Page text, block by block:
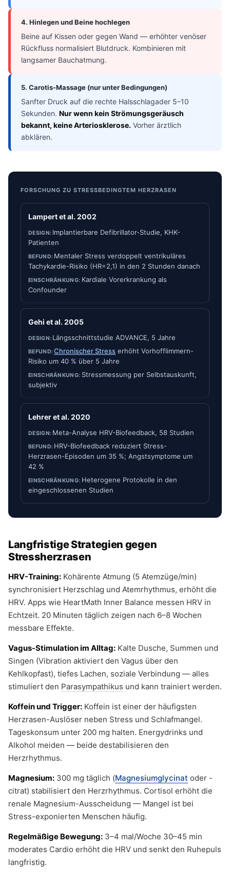
4. Hinlegen und Beine hochlegen
Beine auf Kissen oder gegen Wand — erhöhter venöser
Rückfluss normalisiert Blutdruck. Kombinieren mit
langsamer Bauchatmung.
5. Carotis-Massage (nur unter Bedingungen)
Sanfter Druck auf die rechte Halsschlagader 5–10
Sekunden. Nur wenn kein Strömungsgeräusch
bekannt, keine Arteriosklerose. Vorher ärztlich
abklären.
FORSCHUNG ZU STRESSBEDINGTEM HERZRASEN
Lampert et al. 2002
Implantierbare Defibrillator-Studie, KHK-
Patienten
Mentaler Stress verdoppelt ventrikuläres
Tachykardie-Risiko (HR=2,1) in den 2 Stunden danach
Kardiale Vorerkrankung als
Confounder
Gehi et al. 2005
Längsschnittstudie ADVANCE, 5 Jahre
Chronischer Stress erhöht Vorhofflimmern-
Risiko um 40 % über 5 Jahre
Stressmessung per Selbstauskunft,
subjektiv
Lehrer et al. 2020
Meta-Analyse HRV-Biofeedback, 58 Studien
HRV-Biofeedback reduziert Stress-
Herzrasen-Episoden um 35 %; Angstsymptome um
42 %
Heterogene Protokolle in den
eingeschlossenen Studien
Langfristige Strategien gegen
Stressherzrasen
HRV-Training: Kohärente Atmung (5 Atemzüge/min)
synchronisiert Herzschlag und Atemrhythmus, erhöht die
HRV. Apps wie HeartMath Inner Balance messen HRV in
Echtzeit. 20 Minuten täglich zeigen nach 6–8 Wochen
messbare Effekte.
Vagus-Stimulation im Alltag: Kalte Dusche, Summen und
Singen (Vibration aktiviert den Vagus über den
Kehlkopfast), tiefes Lachen, soziale Verbindung — alles
stimuliert den Parasympathikus und kann trainiert werden.
Koffein und Trigger: Koffein ist einer der häufigsten
Herzrasen-Auslöser neben Stress und Schlafmangel.
Tageskonsum unter 200 mg halten. Energydrinks und
Alkohol meiden — beide destabilisieren den
Herzrhythmus.
Magnesium: 300 mg täglich (Magnesiumglycinat oder -
citrat) stabilisiert den Herzrhythmus. Cortisol erhöht die
renale Magnesium-Ausscheidung — Mangel ist bei
Stress-exponierten Menschen häufig.
Regelmäßige Bewegung: 3–4 mal/Woche 30–45 min
moderates Cardio erhöht die HRV und senkt den Ruhepuls
langfristig.